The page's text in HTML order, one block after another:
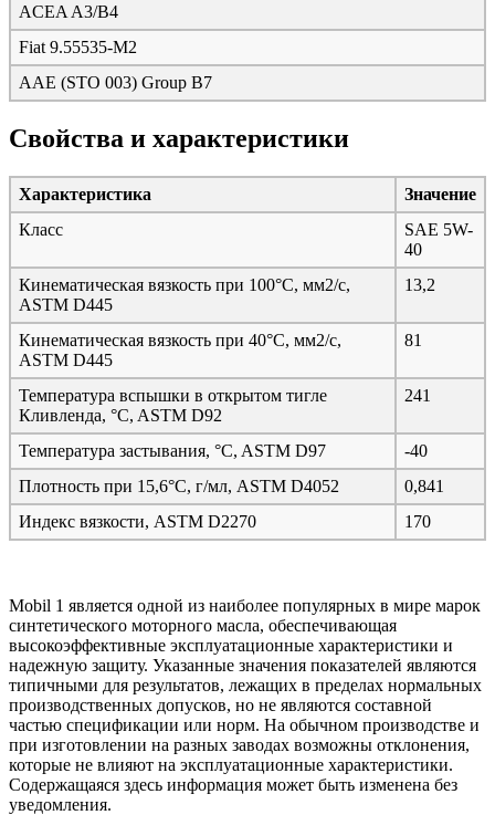
ACEA A3/B4
Fiat 9.55535-M2
AAE (STO 003) Group B7
Свойства и характеристики
Характеристика
Значение
Класс
SAE 5W-
40
Кинематическая вязкость при 100°C, мм2/с,
ASTM D445
13,2
Кинематическая вязкость при 40°C, мм2/с,
ASTM D445
81
Температура вспышки в открытом тигле
Кливленда, °C, ASTM D92
241
Температура застывания, °C, ASTM D97
-40
Плотность при 15,6°C, г/мл, ASTM D4052
0,841
Индекс вязкости, ASTM D2270
170
Mobil 1 является одной из наиболее популярных в мире марок
синтетического моторного масла, обеспечивающая
высокоэффективные эксплуатационные характеристики и
надежную защиту. Указанные значения показателей являются
типичными для результатов, лежащих в пределах нормальных
производственных допусков, но не являются составной
частью спецификации или норм. На обычном производстве и
при изготовлении на разных заводах возможны отклонения,
которые не влияют на эксплуатационные характеристики.
Содержащаяся здесь информация может быть изменена без
уведомления.